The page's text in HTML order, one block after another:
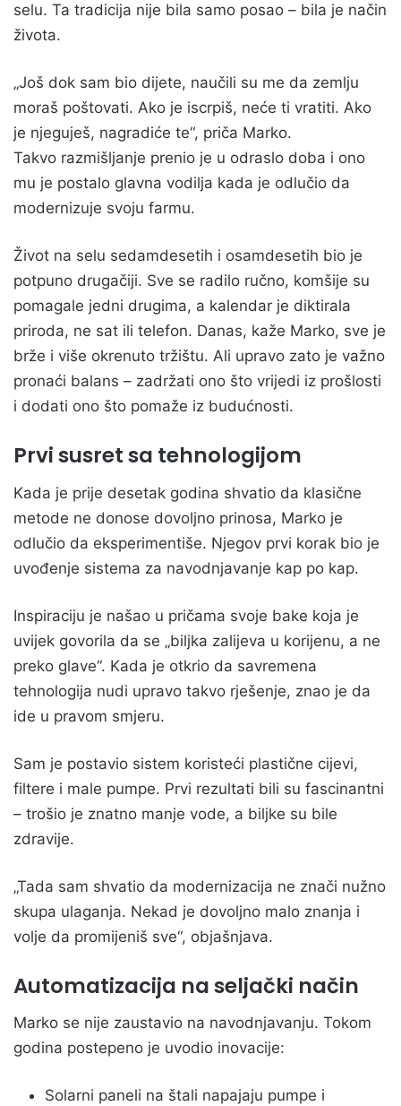
selu. Ta tradicija nije bila samo posao – bila je način
života.
„Još dok sam bio dijete, naučili su me da zemlju
moraš poštovati. Ako je iscrpiš, neće ti vratiti. Ako
je njeguješ, nagradiće te“, priča Marko.
Takvo razmišljanje prenio je u odraslo doba i ono
mu je postalo glavna vodilja kada je odlučio da
modernizuje svoju farmu.
Život na selu sedamdesetih i osamdesetih bio je
potpuno drugačiji. Sve se radilo ručno, komšije su
pomagale jedni drugima, a kalendar je diktirala
priroda, ne sat ili telefon. Danas, kaže Marko, sve je
brže i više okrenuto tržištu. Ali upravo zato je važno
pronaći balans – zadržati ono što vrijedi iz prošlosti
i dodati ono što pomaže iz budućnosti.
Prvi susret sa tehnologijom
Kada je prije desetak godina shvatio da klasične
metode ne donose dovoljno prinosa, Marko je
odlučio da eksperimentiše. Njegov prvi korak bio je
uvođenje sistema za navodnjavanje kap po kap.
Inspiraciju je našao u pričama svoje bake koja je
uvijek govorila da se „biljka zalijeva u korijenu, a ne
preko glave“. Kada je otkrio da savremena
tehnologija nudi upravo takvo rješenje, znao je da
ide u pravom smjeru.
Sam je postavio sistem koristeći plastične cijevi,
filtere i male pumpe. Prvi rezultati bili su fascinantni
– trošio je znatno manje vode, a biljke su bile
zdravije.
„Tada sam shvatio da modernizacija ne znači nužno
skupa ulaganja. Nekad je dovoljno malo znanja i
volje da promijeniš sve“, objašnjava.
Automatizacija na seljački način
Marko se nije zaustavio na navodnjavanju. Tokom
godina postepeno je uvodio inovacije:
Solarni paneli na štali napajaju pumpe i